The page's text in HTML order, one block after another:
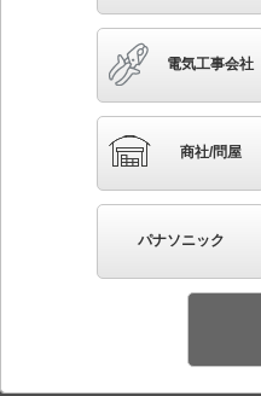
かんた
イプ・
天井埋込型 40形 一体
タイプ 連続調光型調光
ーコンフォート Hf蛍光
Hf32形高出力型2灯・
（先端技術
電気工事会社
商社/問屋
パナソニック